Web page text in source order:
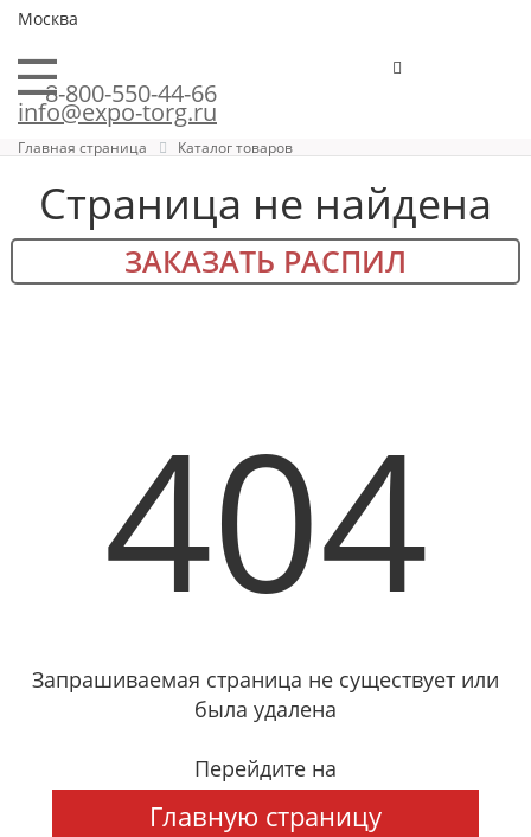
Москва
8-800-550-44-66
info@expo-torg.ru
Главная страница Каталог товаров
Страница не найдена
ЗАКАЗАТЬ РАСПИЛ
404
Запрашиваемая страница не существует или
была удалена
Перейдите на
Главную страницу